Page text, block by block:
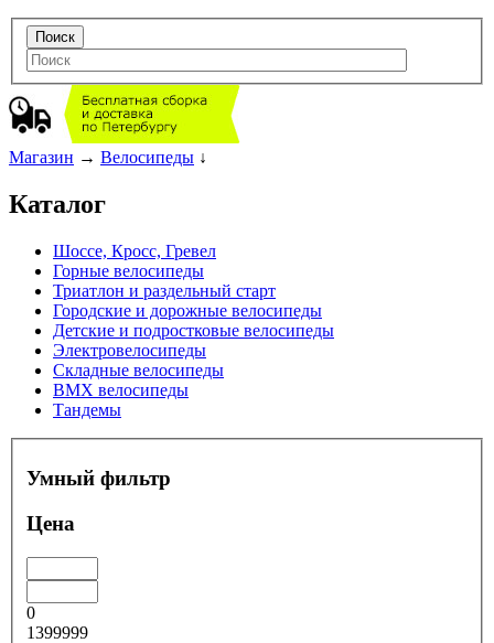
Магазин → Велосипеды ↓
Каталог
Шоссе, Кросс, Гревел
Горные велосипеды
Триатлон и раздельный старт
Городские и дорожные велосипеды
Детские и подростковые велосипеды
Электровелосипеды
Складные велосипеды
BMX велосипеды
Тандемы
Умный фильтр
Цена
0
1399999